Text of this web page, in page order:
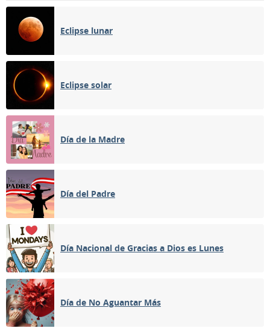
Eclipse lunar
Eclipse solar
Día de la Madre
Día del Padre
Día Nacional de Gracias a Dios es Lunes
Día de No Aguantar Más